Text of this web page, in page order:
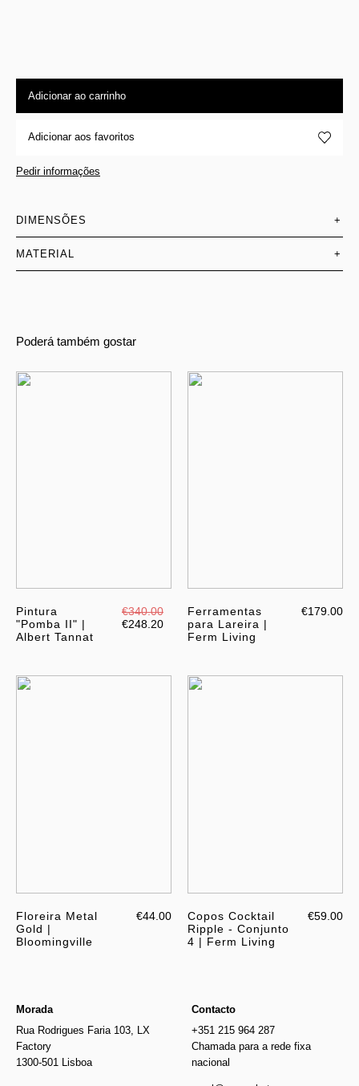
Adicionar ao carrinho
Adicionar aos favoritos
Pedir informações
DIMENSÕES +
MATERIAL +
Poderá também gostar
Pintura
"Pomba II" |
Albert Tannat
€340.00
€248.20
Ferramentas
para Lareira |
Ferm Living
€179.00
Floreira Metal
Gold |
Bloomingville
€44.00
Copos Cocktail
Ripple - Conjunto
4 | Ferm Living
€59.00
Morada
Rua Rodrigues Faria 103, LX
Factory
1300-501 Lisboa
Contacto
+351 215 964 287
Chamada para a rede fixa
nacional